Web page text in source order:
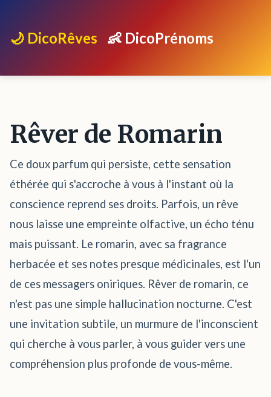
🌙 DicoRêves 👶 DicoPrénoms
Rêver de Romarin
Ce doux parfum qui persiste, cette sensation
éthérée qui s'accroche à vous à l'instant où la
conscience reprend ses droits. Parfois, un rêve
nous laisse une empreinte olfactive, un écho ténu
mais puissant. Le romarin, avec sa fragrance
herbacée et ses notes presque médicinales, est l'un
de ces messagers oniriques. Rêver de romarin, ce
n'est pas une simple hallucination nocturne. C'est
une invitation subtile, un murmure de l'inconscient
qui cherche à vous parler, à vous guider vers une
compréhension plus profonde de vous-même.